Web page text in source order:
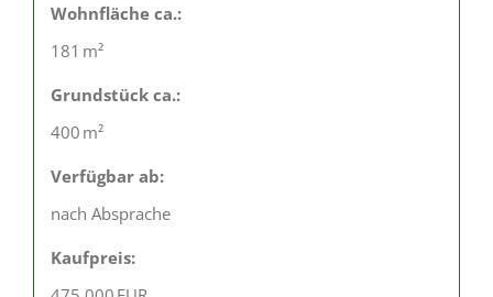
Wohnfläche ca.:
181 m²
Grund­stück ca.:
400 m²
Verfügbar ab:
nach Absprache
Kaufpreis: